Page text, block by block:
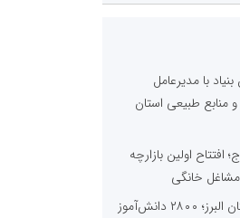
با مدیرعامل
منابع طبیعی استان
اولین بازارچه
مشاغل خانگی
گامی برای عدالت تفریحی در استان البرز؛ ۲۸۰۰ دانش‌آموز